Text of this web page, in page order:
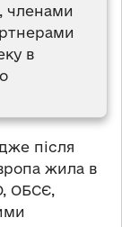
членами
в
після
жила в
ОБСЄ,